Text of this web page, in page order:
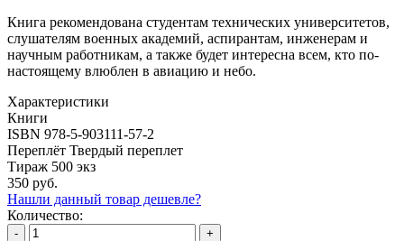
Книга рекомендована студентам технических университетов,
слушателям военных академий, аспирантам, инженерам и
научным работникам, а также будет интересна всем, кто по-
настоящему влюблен в авиацию и небо.
Характеристики
Книги
ISBN 978-5-903111-57-2
Переплёт Твердый переплет
Тираж 500 экз
350 руб.
Нашли данный товар дешевле?
Количество:
- +